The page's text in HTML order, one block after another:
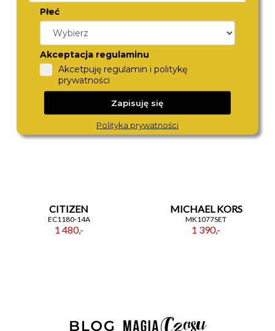
ZEPPELIN
7461-2
1 690,-
CITIZEN
AR3120-16A
1 370,-
CITIZEN
EC1180-14A
1 480,-
MICHAEL KORS
MK1077SET
1 390,-
Płeć
Akceptacja regulaminu
Akcetpuję regulamin i politykę
prywatności
Zapisuję się
Polityka prywatności